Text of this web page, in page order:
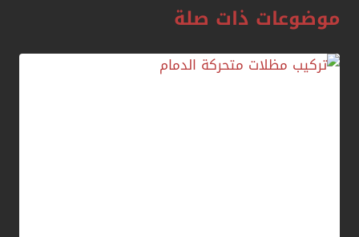
موضوعات ذات صلة